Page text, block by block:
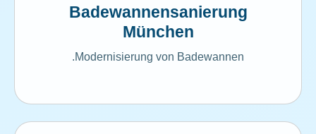
Badewannensanierung
München
Modernisierung von Badewannen.